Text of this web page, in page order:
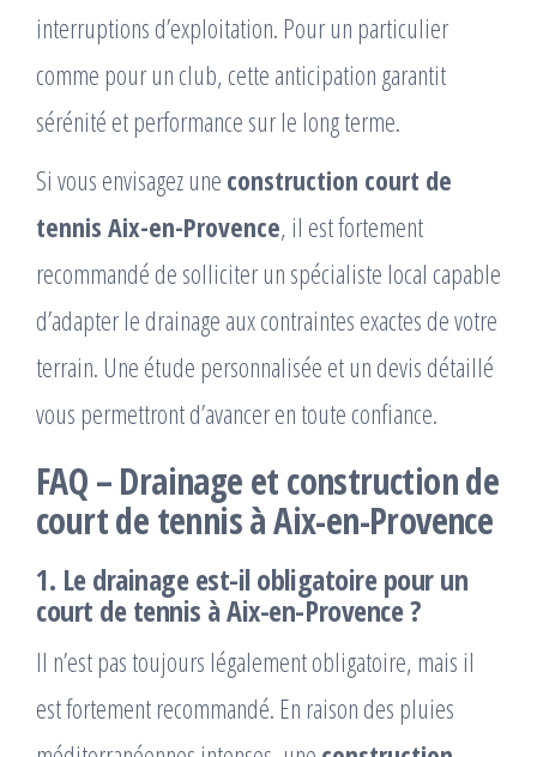
interruptions d’exploitation. Pour un particulier
comme pour un club, cette anticipation garantit
sérénité et performance sur le long terme.
Si vous envisagez une construction court de
tennis Aix-en-Provence, il est fortement
recommandé de solliciter un spécialiste local capable
d’adapter le drainage aux contraintes exactes de votre
terrain. Une étude personnalisée et un devis détaillé
vous permettront d’avancer en toute confiance.
FAQ – Drainage et construction de
court de tennis à Aix-en-Provence
1. Le drainage est-il obligatoire pour un
court de tennis à Aix-en-Provence ?
Il n’est pas toujours légalement obligatoire, mais il
est fortement recommandé. En raison des pluies